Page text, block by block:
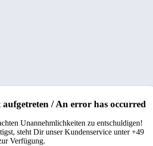
/ An error has occurred
Unannehmlichkeiten zu entschuldigen!
steht Dir unser Kundenservice unter +49
Verfügung.